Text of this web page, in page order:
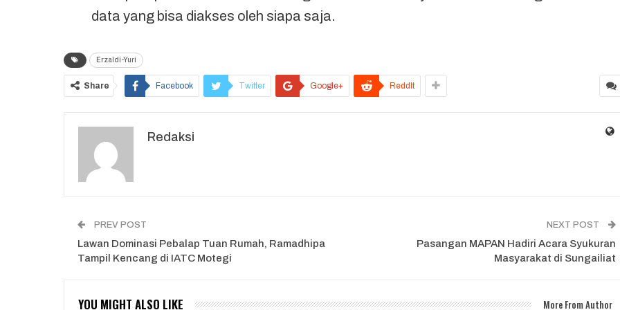
data yang bisa diakses oleh siapa saja.
Erzaldi-Yuri
Share Facebook Twitter Google+ ReddIt
Redaksi
PREV POST
Lawan Dominasi Pebalap Tuan Rumah, Ramadhipa
Tampil Kencang di IATC Motegi
NEXT POST
Pasangan MAPAN Hadiri Acara Syukuran
Masyarakat di Sungailiat
YOU MIGHT ALSO LIKE More From Author